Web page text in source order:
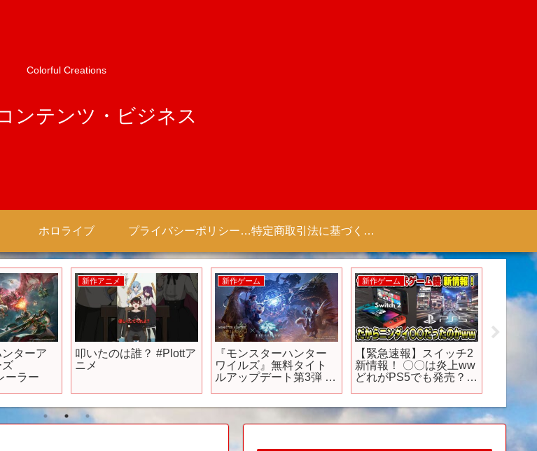
Colorful Creations
ンテンツ・ビジネス
ホロライブ プライバシーポリシー 【Colorful Creation】 特定商取引法に基づく表記（商取引に関する開示）
ターア
ズ
ーラー
新作アニメ
叩いたのは誰？ #Plottア
ニメ
新作ゲーム
『モンスターハンター
ワイルズ』無料タイト
ルアップデート第3弾 紹
新作ゲーム
【緊急速報】スイッチ2
新情報！ 〇〇は炎上ww
どれがPS5でも発売？ニ
Switch2 ニンテンドーダ
イレクト Nintendo
て放送